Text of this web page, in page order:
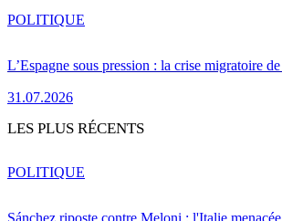
L’Espagne sous pression : la crise migratoire
31.07.2026
POLITIQUE
LES PLUS RÉCENTS
Sánchez riposte contre Meloni : l'Italie
POLITIQUE